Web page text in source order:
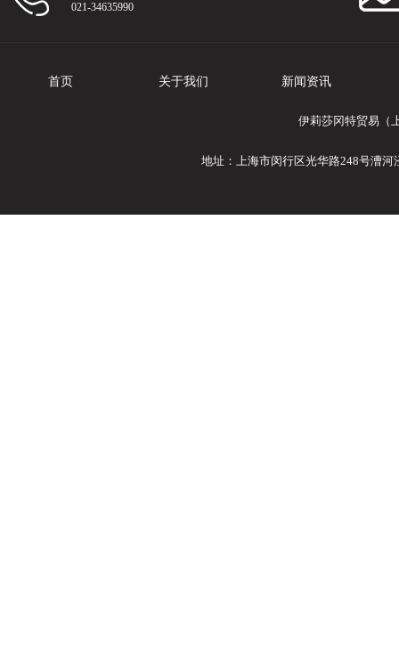
021-34635990
首页 关于我们 新闻资讯
伊莉莎冈特贸易（
地址：上海市闵行区光华路248号漕